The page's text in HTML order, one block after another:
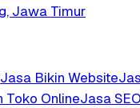
Jawa Timur
Jasa Bikin Website
Toko OnlineJasa SEO